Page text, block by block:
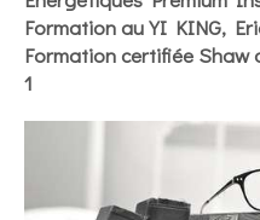
Formation au YI KING,
Formation certifiée Shaw
1